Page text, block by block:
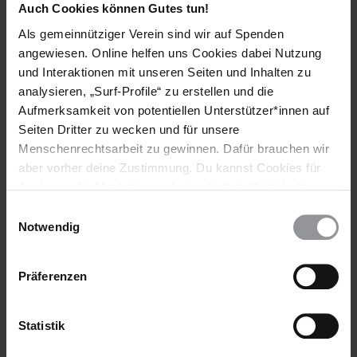
Auch Cookies können Gutes tun!
Als gemeinnütziger Verein sind wir auf Spenden
angewiesen. Online helfen uns Cookies dabei Nutzung
und Interaktionen mit unseren Seiten und Inhalten zu
analysieren, „Surf-Profile“ zu erstellen und die
Aufmerksamkeit von potentiellen Unterstützer*innen auf
Seiten Dritter zu wecken und für unsere
Menschenrechtsarbeit zu gewinnen. Dafür brauchen wir
aber vorher deine Zustimmung. Du kannst Cookies für
wieder ändern. Diesen Banner kannst Du über den Link
Notwendig
Präferenzen
Statistik
Länder
Tschechische Republik
Themen
Diskriminierung Ethnische Minderheiten